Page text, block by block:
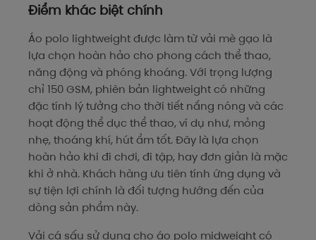
Điểm khác biệt chính
Áo polo lightweight được làm từ vải mè gạo là
lựa chọn hoàn hảo cho phong cách thể thao,
năng động và phóng khoáng. Với trọng lượng
chỉ 150 GSM, phiên bản lightweight có những
đặc tính lý tưởng cho thời tiết nắng nóng và các
hoạt động thể dục thể thao, ví dụ như, mỏng
nhẹ, thoáng khí, hút ẩm tốt. Đây là lựa chọn
hoàn hảo khi đi chơi, đi tập, hay đơn giản là mặc
khi ở nhà. Khách hàng ưu tiên tính ứng dụng và
sự tiện lợi chính là đối tượng hướng đến của
dòng sản phẩm này.
Vải cá sấu sử dụng cho áo polo midweight có